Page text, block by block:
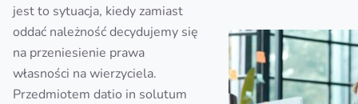
jest to sytuacja, kiedy zamiast
oddać należność decydujemy się
na przeniesienie prawa
własności na wierzyciela.
Przedmiotem datio in solutum